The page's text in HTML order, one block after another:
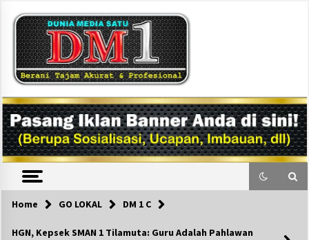
content
DM1
Home GO LOKAL DM 1 C
HGN, Kepsek SMAN 1 Tilamuta: Guru Adalah Pahlawan